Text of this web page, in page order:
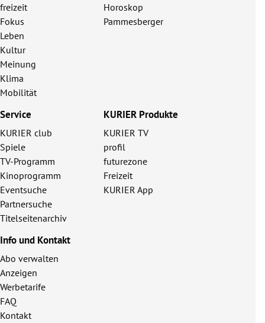
freizeit
Fokus
Leben
Kultur
Meinung
Klima
Mobilität
Horoskop
Pammesberger
Service
KURIER club
Spiele
TV-Programm
Kinoprogramm
Eventsuche
Partnersuche
Titelseitenarchiv
KURIER Produkte
KURIER TV
profil
futurezone
Freizeit
KURIER App
Info und Kontakt
Abo verwalten
Anzeigen
Werbetarife
FAQ
Kontakt